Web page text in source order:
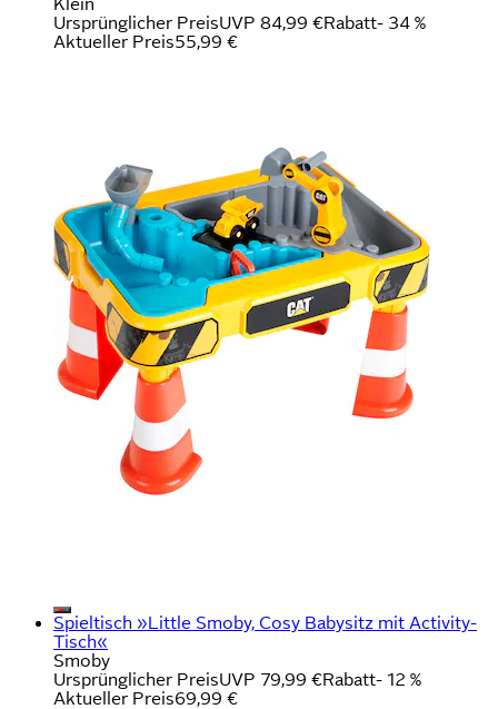
Ursprünglicher PreisUVP 84,99 €Rabatt- 34 %
Aktueller Preis55,99 €
Spieltisch »Little Smoby, Cosy Babysitz mit Activity-
Tisch«
Smoby
Ursprünglicher PreisUVP 79,99 €Rabatt- 12 %
Aktueller Preis69,99 €